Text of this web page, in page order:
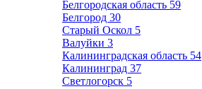
Белгородская область 59
Белгород 30
Старый Оскол 5
Валуйки 3
Калининградская область 54
Калининград 37
Светлогорск 5